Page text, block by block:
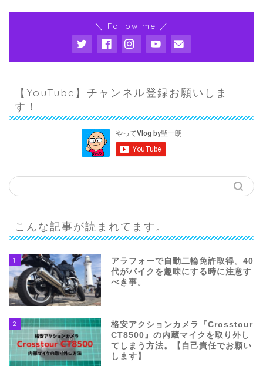
＼ Follow me ／
【YouTube】チャンネル登録お願いしま
す！
こんな記事が読まれてます。
1
アラフォーで自動二輪免許取得。40
代がバイクを趣味にする時に注意す
べき事。
2
格安アクションカメラ『Crosstour
CT8500』の内蔵マイクを取り外し
てしまう方法。【自己責任でお願い
します】